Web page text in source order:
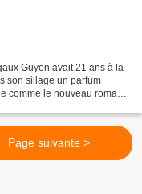
Guyon avait 21 ans à la
son sillage un parfum
comme le nouveau roman
Page suivante >